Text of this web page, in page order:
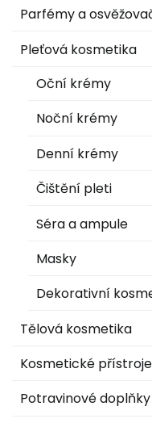
Parfémy a
Pleťová kosmetika
Oční krémy
Noční krémy
Denní krémy
Čištění pleti
Séra a ampule
Masky
Dekorativní
Tělová kosmetika
Kosmetické přístroje
Potravinové